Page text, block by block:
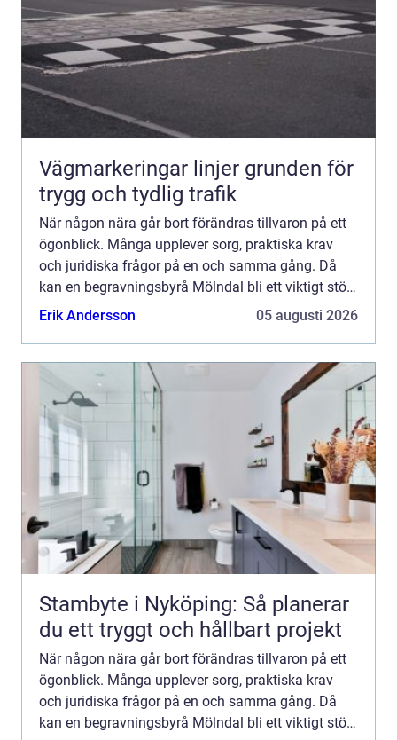
Vägmarkeringar linjer grunden för
trygg och tydlig trafik
När någon nära går bort förändras tillvaron på ett
ögonblick. Många upplever sorg, praktiska krav
och juridiska frågor på en och samma gång. Då
kan en begravningsbyrå Mölndal bli ett viktigt stöd.
En erfaren begravningsbyrå hjälper till med allt
Erik Andersson 05 augusti 2026
Stambyte i Nyköping: Så planerar
du ett tryggt och hållbart projekt
När någon nära går bort förändras tillvaron på ett
ögonblick. Många upplever sorg, praktiska krav
och juridiska frågor på en och samma gång. Då
kan en begravningsbyrå Mölndal bli ett viktigt stöd.